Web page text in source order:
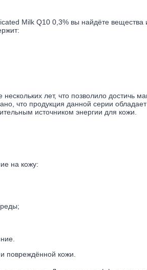
Milk Q10 0,3% вы найдёте вещества
лет, что позволило достичь
что продукция данной серии
источником энергии для кожи.
на кожу:
повреждённой кожи.